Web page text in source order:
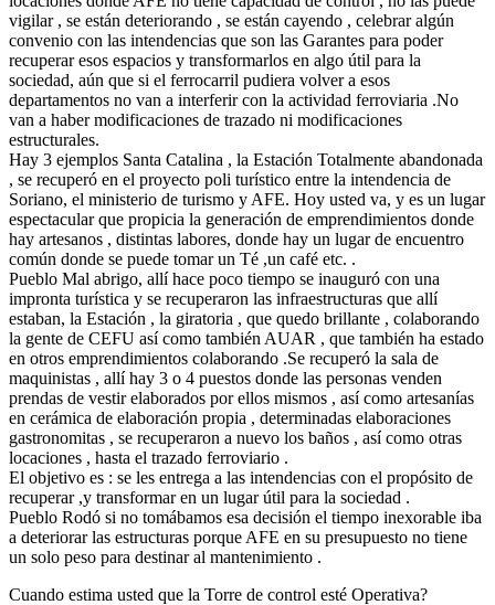
vigilar , se están deteriorando , se están cayendo , celebrar algún
convenio con las intendencias que son las Garantes para poder
recuperar esos espacios y transformarlos en algo útil para la
sociedad, aún que si el ferrocarril pudiera volver a esos
departamentos no van a interferir con la actividad ferroviaria .No
van a haber modificaciones de trazado ni modificaciones
estructurales.
Hay 3 ejemplos Santa Catalina , la Estación Totalmente abandonada
, se recuperó en el proyecto poli turístico entre la intendencia de
Soriano, el ministerio de turismo y AFE. Hoy usted va, y es un lugar
espectacular que propicia la generación de emprendimientos donde
hay artesanos , distintas labores, donde hay un lugar de encuentro
común donde se puede tomar un Té ,un café etc. .
Pueblo Mal abrigo, allí hace poco tiempo se inauguró con una
impronta turística y se recuperaron las infraestructuras que allí
estaban, la Estación , la giratoria , que quedo brillante , colaborando
la gente de CEFU así como también AUAR , que también ha estado
en otros emprendimientos colaborando .Se recuperó la sala de
maquinistas , allí hay 3 o 4 puestos donde las personas venden
prendas de vestir elaborados por ellos mismos , así como artesanías
en cerámica de elaboración propia , determinadas elaboraciones
gastronomitas , se recuperaron a nuevo los baños , así como otras
locaciones , hasta el trazado ferroviario .
El objetivo es : se les entrega a las intendencias con el propósito de
recuperar ,y transformar en un lugar útil para la sociedad .
Pueblo Rodó si no tomábamos esa decisión el tiempo inexorable iba
a deteriorar las estructuras porque AFE en su presupuesto no tiene
un solo peso para destinar al mantenimiento .
Cuando estima usted que la Torre de control esté Operativa?